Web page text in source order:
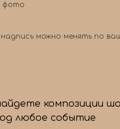
фото
можно менять по
композиции
любое событие